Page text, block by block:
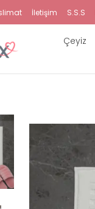
İletişim S.S.S
Çeyiz